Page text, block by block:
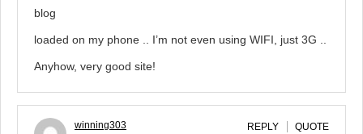
blog
loaded on my phone .. I’m not even using WIFI, just 3G ..
Anyhow, very good site!
winning303
REPLY QUOTE